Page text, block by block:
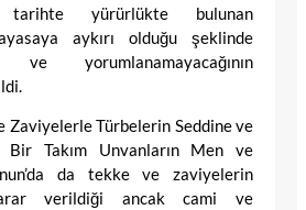
yürürlükte bulunan
aykırı olduğu şeklinde
ve yorumlanamayacağının
Zaviyelerle Türbelerin Seddine ve
Bir Takım Unvanların Men ve
da tekke ve zaviyelerin
verildiği ancak cami ve